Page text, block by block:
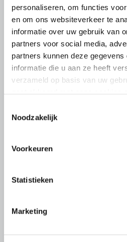
personaliseren, om functies
en om ons websiteverkeer te
informatie over uw gebruik van
partners voor social media,
partners kunnen deze
informatie die u aan ze heeft
verzameld op basis van uw
Noodzakelijk
Voorkeuren
Statistieken
Marketing
6 AUGUSTUS 2026
bezoekt
LTO Nederland ontving gisteren